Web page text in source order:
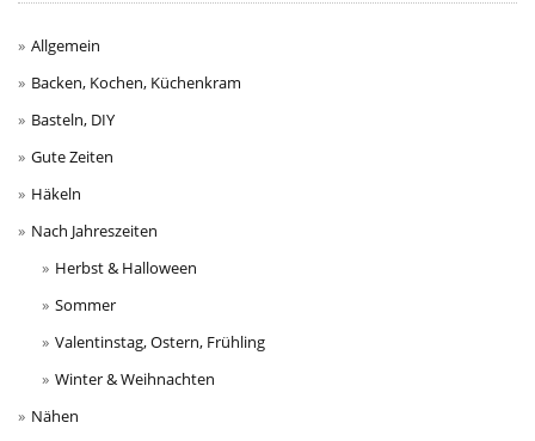
Allgemein
Backen, Kochen, Küchenkram
Basteln, DIY
Gute Zeiten
Häkeln
Nach Jahreszeiten
Herbst & Halloween
Sommer
Valentinstag, Ostern, Frühling
Winter & Weihnachten
Nähen